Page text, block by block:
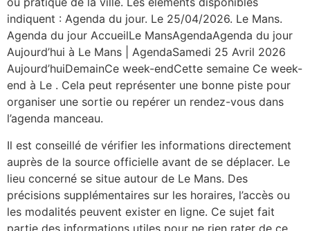
indiquent : Agenda du jour. Le 25/04/2026. Le Mans.
Agenda du jour AccueilLe MansAgendaAgenda du jour
Aujourd’hui à Le Mans | AgendaSamedi 25 Avril 2026
Aujourd’huiDemainCe week-endCette semaine Ce week-
end à Le . Cela peut représenter une bonne piste pour
organiser une sortie ou repérer un rendez-vous dans
l’agenda manceau.
Il est conseillé de vérifier les informations directement
auprès de la source officielle avant de se déplacer. Le
lieu concerné se situe autour de Le Mans. Des
précisions supplémentaires sur les horaires, l’accès ou
les modalités peuvent exister en ligne. Ce sujet fait
partie des informations utiles pour ne rien rater de ce